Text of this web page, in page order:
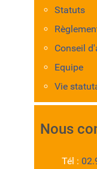
Statuts
Conseil
Equipe
Vie
Nous
Tél :